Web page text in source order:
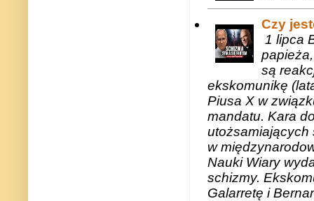
Czy
1 lipca
są
ekskomunikę
Piusa X w
mandatu. Kara
utożsamiających
w
Nauki Wiary
schizmy.
Galarretę i